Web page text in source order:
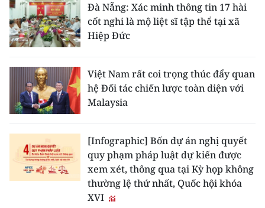
Đà Nẵng: Xác minh thông tin 17 hài
cốt nghi là mộ liệt sĩ tập thể tại xã
Hiệp Đức
Việt Nam rất coi trọng thúc đẩy quan
hệ Đối tác chiến lược toàn diện với
Malaysia
[Infographic] Bốn dự án nghị quyết
quy phạm pháp luật dự kiến được
xem xét, thông qua tại Kỳ họp không
thường lệ thứ nhất, Quốc hội khóa
XVI